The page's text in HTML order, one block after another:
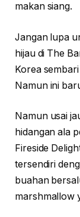
makan siang.
Jangan lupa
hijau di The
Korea
Namun ini
Namun usai
hidangan ala
Fireside
tersendiri
buahan
marshmallow